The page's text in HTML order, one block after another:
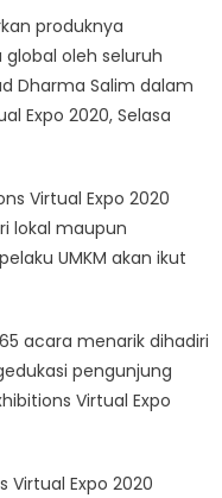
produknya
oleh seluruh
Dharma Salim dalam
Expo 2020, Selasa
Virtual Expo 2020
lokal maupun
UMKM akan ikut
acara menarik dihadiri
pengunjung
Virtual Expo
Virtual Expo 2020